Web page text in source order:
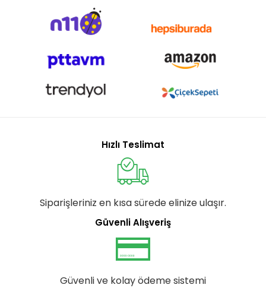
Hızlı Teslimat
Siparişleriniz en kısa sürede elinize ulaşır.
Güvenli Alışveriş
Güvenli ve kolay ödeme sistemi